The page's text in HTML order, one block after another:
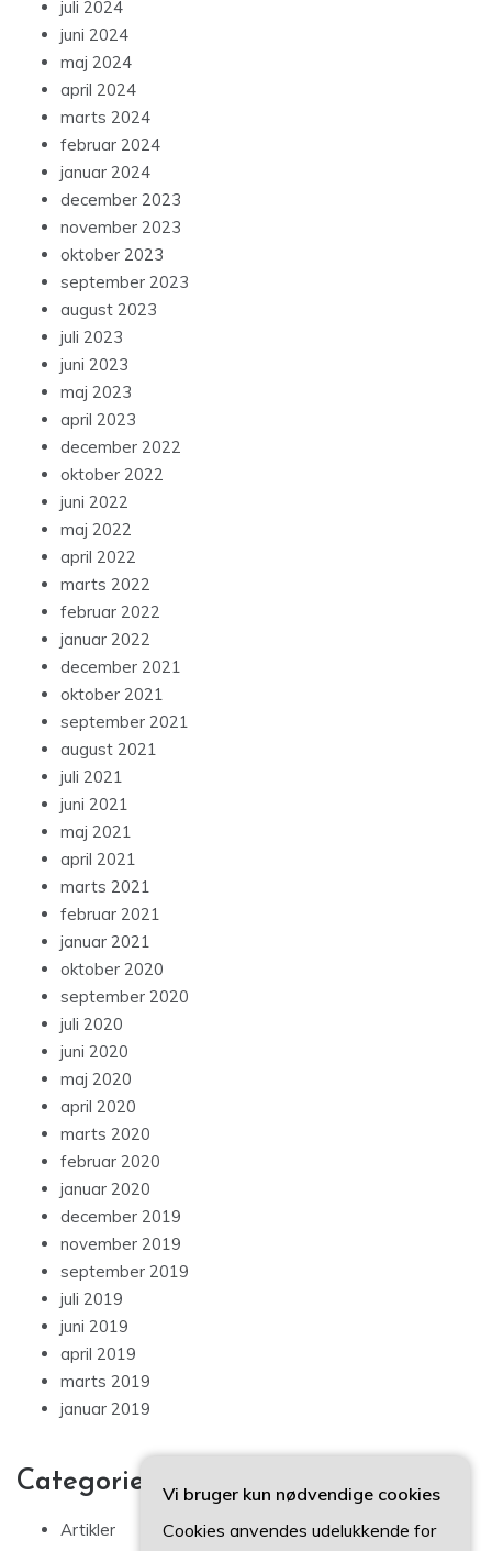
juli 2024
juni 2024
maj 2024
april 2024
marts 2024
februar 2024
januar 2024
december 2023
november 2023
oktober 2023
september 2023
august 2023
juli 2023
juni 2023
maj 2023
april 2023
december 2022
oktober 2022
juni 2022
maj 2022
april 2022
marts 2022
februar 2022
januar 2022
december 2021
oktober 2021
september 2021
august 2021
juli 2021
juni 2021
maj 2021
april 2021
marts 2021
februar 2021
januar 2021
oktober 2020
september 2020
juli 2020
juni 2020
maj 2020
april 2020
marts 2020
februar 2020
januar 2020
december 2019
november 2019
september 2019
juli 2019
juni 2019
april 2019
marts 2019
januar 2019
Categories
Artikler
Vi bruger kun nødvendige cookies
Cookies anvendes udelukkende for